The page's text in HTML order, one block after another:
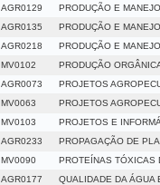
AGR0129
PRODUÇÃO E
AGR0135
PRODUÇÃO E
AGR0218
PRODUÇÃO E
MV0102
PRODUÇÃO
AGR0073
PROJETOS
MV0063
PROJETOS
MV0103
PROJETOS E
AGR0233
PROPAGAÇÃO DE
MV0090
PROTEÍNAS TÓXICAS
AGR0177
QUALIDADE DA ÁGUA